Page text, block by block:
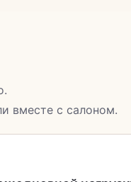
вместе с салоном.